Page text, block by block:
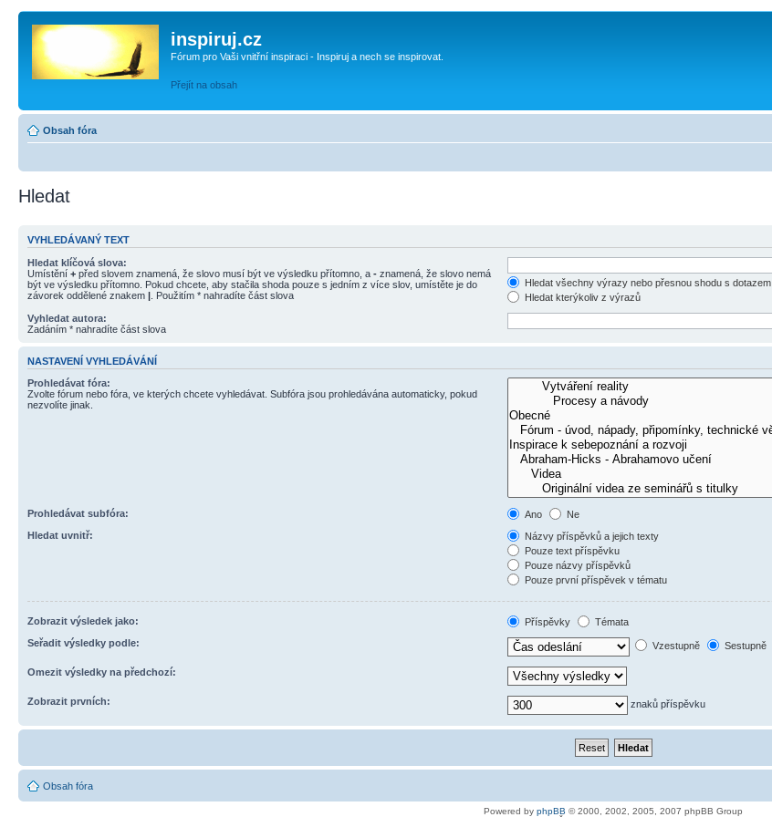
inspiruj.cz
Fórum pro Vaši vnitřní inspiraci - Inspiruj a nech se inspirovat.
Přejít na obsah
Obsah fóra
Hledat
VYHLEDÁVANÝ TEXT
Hledat klíčová slova:
Umístění + před slovem znamená, že slovo musí být ve výsledku přítomno, a - znamená, že slovo nemá
být ve výsledku přítomno. Pokud chcete, aby stačila shoda pouze s jedním z více slov, umístěte je do
závorek oddělené znakem | . Použitím * nahradíte část slova
Hledat všechny výrazy nebo přesnou shodu s dotazem
Hledat kterýkoliv z výrazů
Vyhledat autora:
Zadáním * nahradíte část slova
NASTAVENÍ VYHLEDÁVÁNÍ
Prohledávat fóra:
Zvolte fórum nebo fóra, ve kterých chcete vyhledávat. Subfóra jsou prohledávána automaticky, pokud
nezvolíte jinak.
Prohledávat subfóra: Ano
Ne
Hledat uvnitř:
Názvy příspěvků a jejich texty
Pouze text příspěvku
Pouze názvy příspěvků
Pouze první příspěvek v tématu
Zobrazit výsledek jako: Příspěvky
Témata
Seřadit výsledky podle:
Vzestupně Sestupně
Omezit výsledky na předchozí:
Zobrazit prvních: znaků příspěvku
Obsah fóra
Powered by phpBB © 2000, 2002, 2005, 2007 phpBB Group